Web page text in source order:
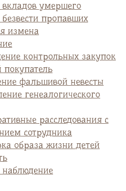
вкладов умершего
пропавших
измена
контрольных закупок
покупатель
фальшивой невесты
генеалогического
расследования с
сотрудника
образа жизни детей